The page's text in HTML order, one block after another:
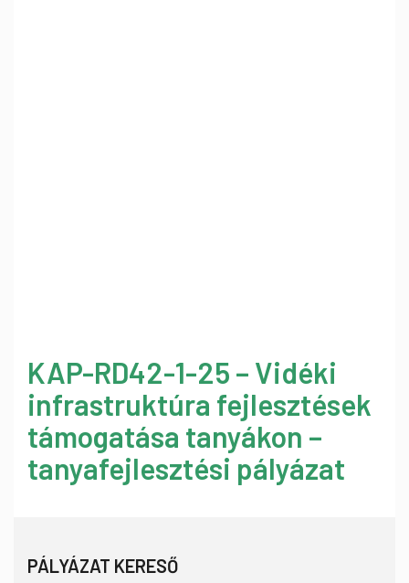
KAP-RD42-1-25 – Vidéki
infrastruktúra fejlesztések
támogatása tanyákon –
tanyafejlesztési pályázat
PÁLYÁZAT KERESŐ